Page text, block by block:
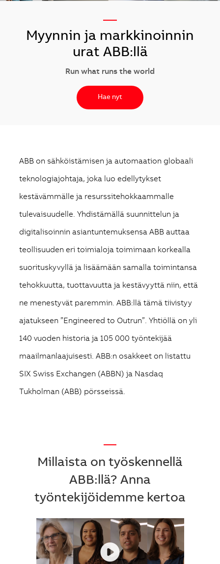
—
Myynnin ja markkinoinnin
urat ABB:llä
Run what runs the world
Hae nyt
ABB on sähköistämisen ja automaation globaali
teknologiajohtaja, joka luo edellytykset
kestävämmälle ja resurssitehokkaammalle
tulevaisuudelle. Yhdistämällä suunnittelun ja
digitalisoinnin asiantuntemuksensa ABB auttaa
teollisuuden eri toimialoja toimimaan korkealla
suorituskyvyllä ja lisäämään samalla toimintansa
tehokkuutta, tuottavuutta ja kestävyyttä niin, että
ne menestyvät paremmin. ABB:llä tämä tiivistyy
ajatukseen ”Engineered to Outrun”. Yhtiöllä on yli
140 vuoden historia ja 105 000 työntekijää
maailmanlaajuisesti. ABB:n osakkeet on listattu
SIX Swiss Exchangen (ABBN) ja Nasdaq
Tukholman (ABB) pörsseissä.
—
Millaista on työskennellä
ABB:llä? Anna
työntekijöidemme kertoa